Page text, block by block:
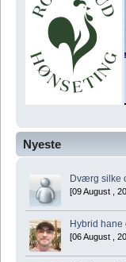
Nyeste
Dværg silke
[09 August ,
Hybrid hane
[06 August ,